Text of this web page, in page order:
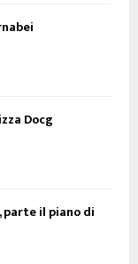
Docg
parte il piano di